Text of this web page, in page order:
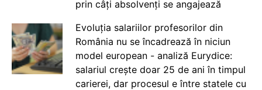
prin câți absolvenți se angajează
Evoluția salariilor profesorilor din
România nu se încadrează în niciun
model european - analiză Eurydice:
salariul crește doar 25 de ani în timpul
carierei, dar procesul e între statele cu